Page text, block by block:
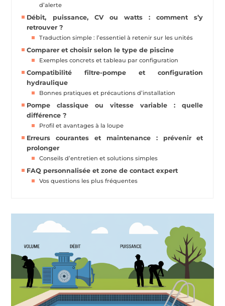
d’alerte
Débit, puissance, CV ou watts : comment s’y
retrouver ?
Traduction simple : l’essentiel à retenir sur les unités
Comparer et choisir selon le type de piscine
Exemples concrets et tableau par configuration
Compatibilité filtre-pompe et configuration
hydraulique
Bonnes pratiques et précautions d’installation
Pompe classique ou vitesse variable : quelle
différence ?
Profil et avantages à la loupe
Erreurs courantes et maintenance : prévenir et
prolonger
Conseils d’entretien et solutions simples
FAQ personnalisée et zone de contact expert
Vos questions les plus fréquentes